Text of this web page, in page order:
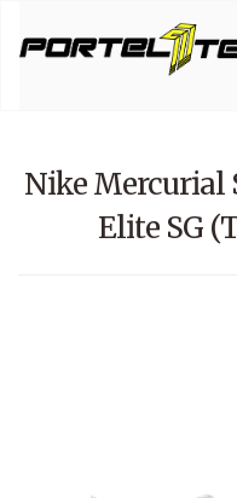
Nike Mercurial
Elite SG